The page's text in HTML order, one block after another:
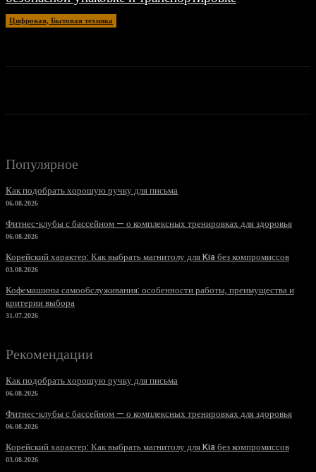
Цифровая, Бытовая техника
Популярное
Как подобрать хорошую ручку для письма
06.08.2026
Фитнес-клубы с бассейном — о комплексных тренировках для здоровья
06.08.2026
Корейский характер: Как выбрать магнитолу для Kia без компромиссов
03.08.2026
Кофемашины самообслуживания: особенности работы, преимущества и
критерии выбора
31.07.2026
Рекомендации
Как подобрать хорошую ручку для письма
06.08.2026
Фитнес-клубы с бассейном — о комплексных тренировках для здоровья
06.08.2026
Корейский характер: Как выбрать магнитолу для Kia без компромиссов
03.08.2026